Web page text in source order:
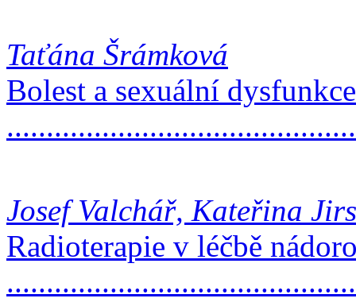
Taťána Šrámková
Bolest a sexuální dysfunkce
Josef Valchář, Kateřina
Radioterapie v léčbě